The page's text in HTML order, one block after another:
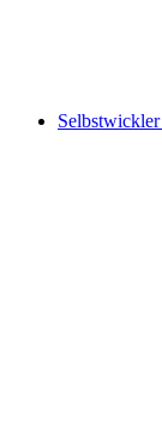
Selbstwickler